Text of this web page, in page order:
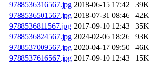
9788536316567.jpg 2018-06-15 17:42
39K
9788536501567.jpg 2018-07-31 08:46
42K
9788536811567.jpg 2017-09-10 12:43
35K
9788536824567.jpg 2024-02-06 18:26
93K
9788537009567.jpg 2020-04-17 09:50
46K
9788537616567.jpg 2017-09-10 12:43
15K